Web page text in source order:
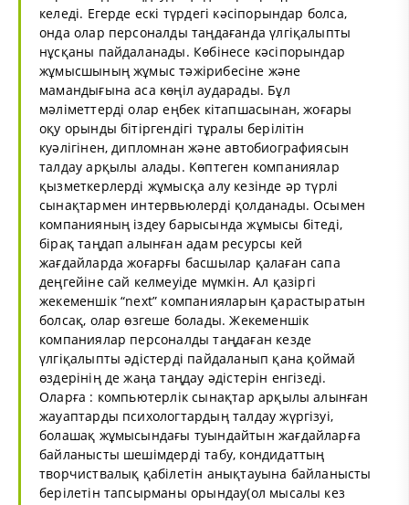
келеді. Егерде ескі түрдегі кәсіпорындар болса,
онда олар персоналды таңдағанда үлгіқалыпты
нұсқаны пайдаланады. Көбінесе кәсіпорындар
жұмысшының жұмыс тәжірибесіне және
мамандығына аса көңіл аударады. Бұл
мәліметтерді олар еңбек кітапшасынан, жоғары
оқу орынды бітіргендігі тұралы берілітін
куәлігінен, дипломнан және автобиографиясын
талдау арқылы алады. Көптеген компаниялар
қызметкерлерді жұмысқа алу кезінде әр түрлі
сынақтармен интервьюлерді қолданады. Осымен
компанияның іздеу барысында жұмысы бітеді,
бірақ таңдап алынған адам ресурсы кей
жағдайларда жоғарғы басшылар қалаған сапа
деңгейіне сай келмеуіде мүмкін. Ал қазіргі
жекеменшік “next” компанияларын қарастыратын
болсақ, олар өзгеше болады. Жекеменшік
компаниялар персоналды таңдаған кезде
үлгіқалыпты әдістерді пайдаланып қана қоймай
өздерінің де жаңа таңдау әдістерін енгізеді.
Оларға : компьютерлік сынақтар арқылы алынған
жауаптарды психологтардың талдау жүргізуі,
болашақ жұмысындағы туындайтын жағдайларға
байланысты шешімдерді табу, кондидаттың
творчиствалық қабілетін анықтауына байланысты
берілетін тапсырманы орындау(ол мысалы кез